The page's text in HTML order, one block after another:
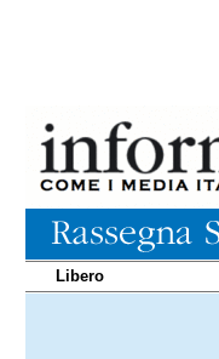
Libero